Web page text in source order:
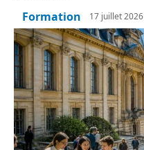
Formation 17 juillet 2026